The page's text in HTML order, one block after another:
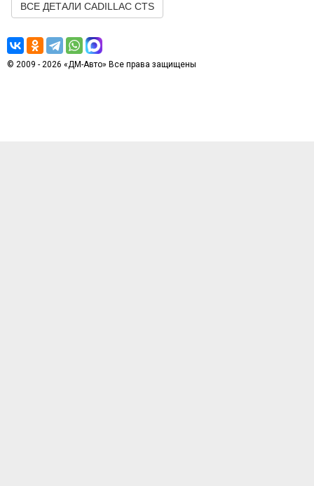
ВСЕ ДЕТАЛИ CADILLAC CTS
© 2009 - 2026 «ДМ-Авто» Все права защищены